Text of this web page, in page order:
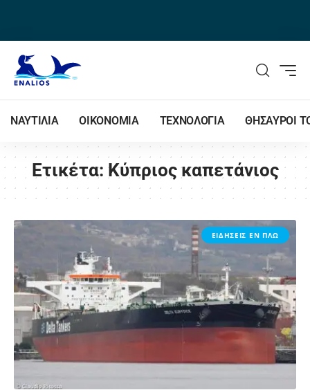
ΝΑΥΤΙΛΙΑ ΟΙΚΟΝΟΜΙΑ ΤΕΧΝΟΛΟΓΙΑ ΘΗΣΑΥΡΟΙ
Ετικέτα: Κύπριος καπετάνιος
ΕΙΔΗΣΕΙΣ ΕΝ ΠΛΩ